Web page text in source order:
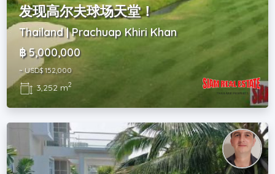
发现高尔夫球场天堂！
Thailand | Prachuap Khiri Khan
฿ 5,000,000
~ USD$ 152,000
3,252 m2